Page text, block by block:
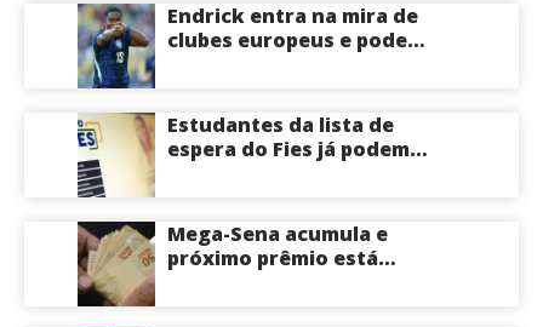
Endrick entra na mira de
clubes europeus e pode
Estudantes da lista de
espera do Fies já podem
Mega-Sena acumula e
próximo prêmio está